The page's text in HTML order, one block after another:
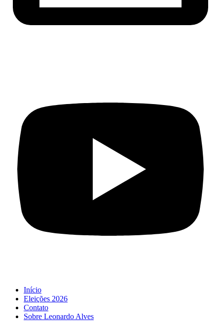
Início
Eleições 2026
Contato
Sobre Leonardo Alves